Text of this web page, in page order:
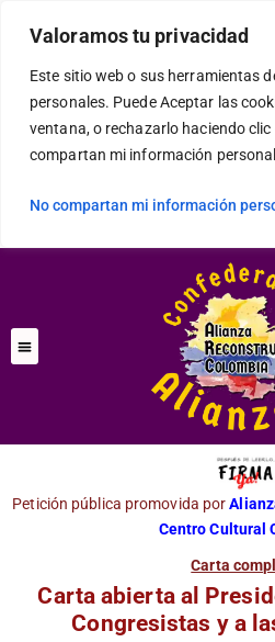
Valoramos tu privacidad
Este sitio web o sus herramientas
personales. Puede Aceptar las
ventana, o rechazarlo haciendo clic
compartan mi información
No compartan mi información
Petición pública promovida por
Centro Cultural
Carta
Carta abierta al
Congresistas y a